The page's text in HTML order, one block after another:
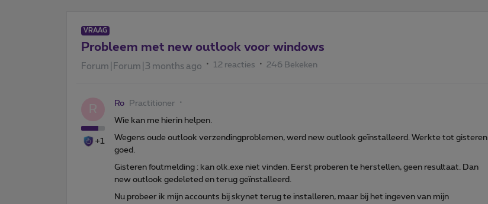
VRAAG
Probleem met new outlook voor windows
Forum|Forum|3 months ago 12 reacties 246 Bekeken
R
+1
Ro Practitioner
Wie kan me hierin helpen.
Wegens oude outlook verzendingproblemen, werd new outlook geïnstalleerd. Werkte tot gisteren
goed.
Gisteren foutmelding : kan olk.exe niet vinden. Eerst proberen te herstellen, geen resultaat. Dan
new outlook gedeleted en terug geïnstalleerd.
Nu probeer ik mijn accounts bij skynet terug te installeren, maar bij het ingeven van mijn